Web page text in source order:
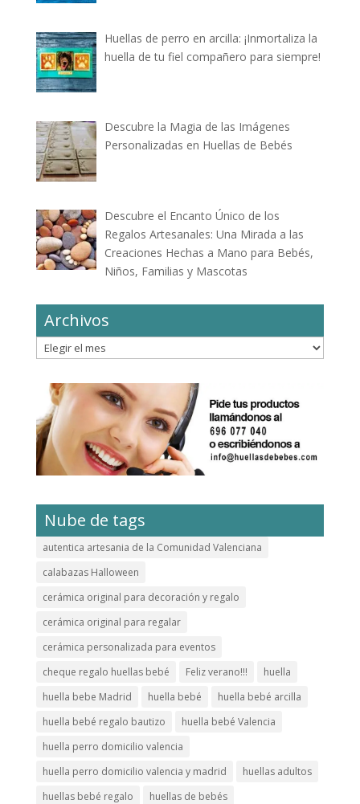
Huellas de perro en arcilla: ¡Inmortaliza la
huella de tu fiel compañero para siempre!
Descubre la Magia de las Imágenes
Personalizadas en Huellas de Bebés
Descubre el Encanto Único de los
Regalos Artesanales: Una Mirada a las
Creaciones Hechas a Mano para Bebés,
Niños, Familias y Mascotas
Archivos
Archivos
Nube de tags
autentica artesania de la Comunidad Valenciana
calabazas Halloween
cerámica original para decoración y regalo
cerámica original para regalar
cerámica personalizada para eventos
cheque regalo huellas bebé
Feliz verano!!!
huella
huella bebe Madrid
huella bebé
huella bebé arcilla
huella bebé regalo bautizo
huella bebé Valencia
huella perro domicilio valencia
huella perro domicilio valencia y madrid
huellas adultos
huellas bebé regalo
huellas de bebés